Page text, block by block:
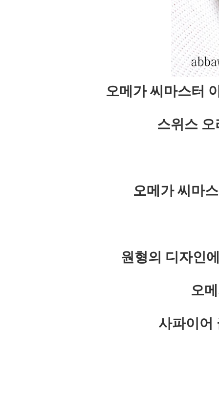
오메가 씨마스터
스위스
오메가 씨마
원형의 디자인
오
사파이어